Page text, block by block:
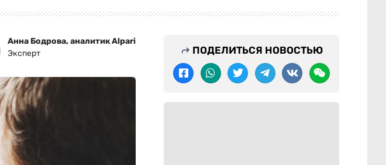
Анна Бодрова, аналитик Alpari
Эксперт
ПОДЕЛИТЬСЯ НОВОСТЬЮ